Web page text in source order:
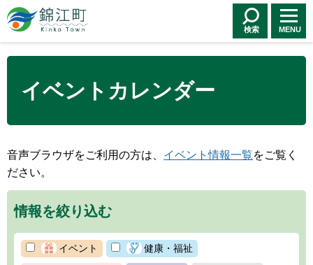
錦江町 Kinko
Town
検索 MENU
イベントカレンダー
音声ブラウザをご利用の方は、 イベント情報一覧をご覧く
ださい。
情報を絞り込む
イベント 健康・福祉